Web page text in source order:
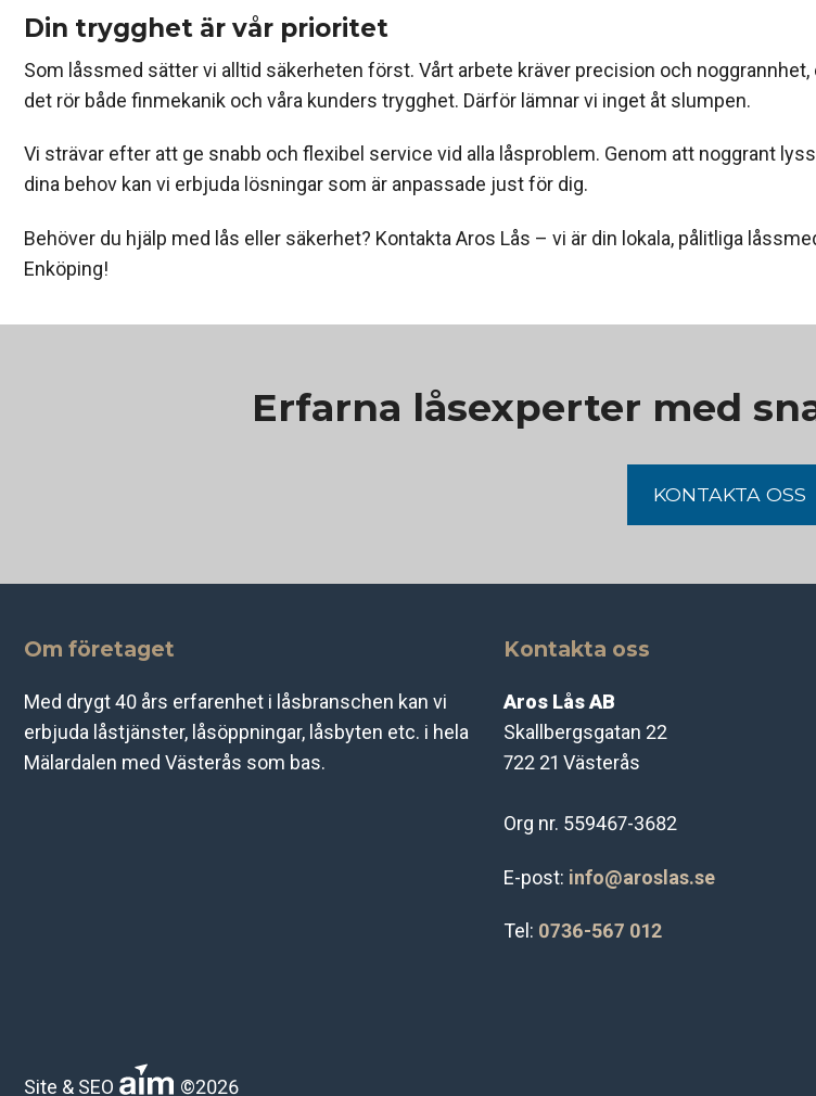
Din trygghet är vår prioritet
Som låssmed sätter vi alltid säkerheten först. Vårt arbete kräver precision och
det rör både finmekanik och våra kunders trygghet. Därför lämnar vi inget åt slumpen.
Vi strävar efter att ge snabb och flexibel service vid alla låsproblem. Genom att noggrant
dina behov kan vi erbjuda lösningar som är anpassade just för dig.
Behöver du hjälp med lås eller säkerhet? Kontakta Aros Lås – vi är din lokala, pålitliga
Enköping!
Erfarna låsexperter med
KONTAKTA OSS
Om företaget
Med drygt 40 års erfarenhet i låsbranschen kan vi
erbjuda låstjänster, låsöppningar, låsbyten etc. i hela
Mälardalen med Västerås som bas.
Kontakta oss
Aros Lås AB
Skallbergsgatan 22
722 21 Västerås
Org nr. 559467-3682
E-post: info@aroslas.se
Tel: 0736-567 012
Site & SEO ©2026